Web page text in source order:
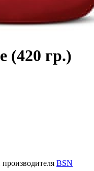
(420 гр.)
BSN